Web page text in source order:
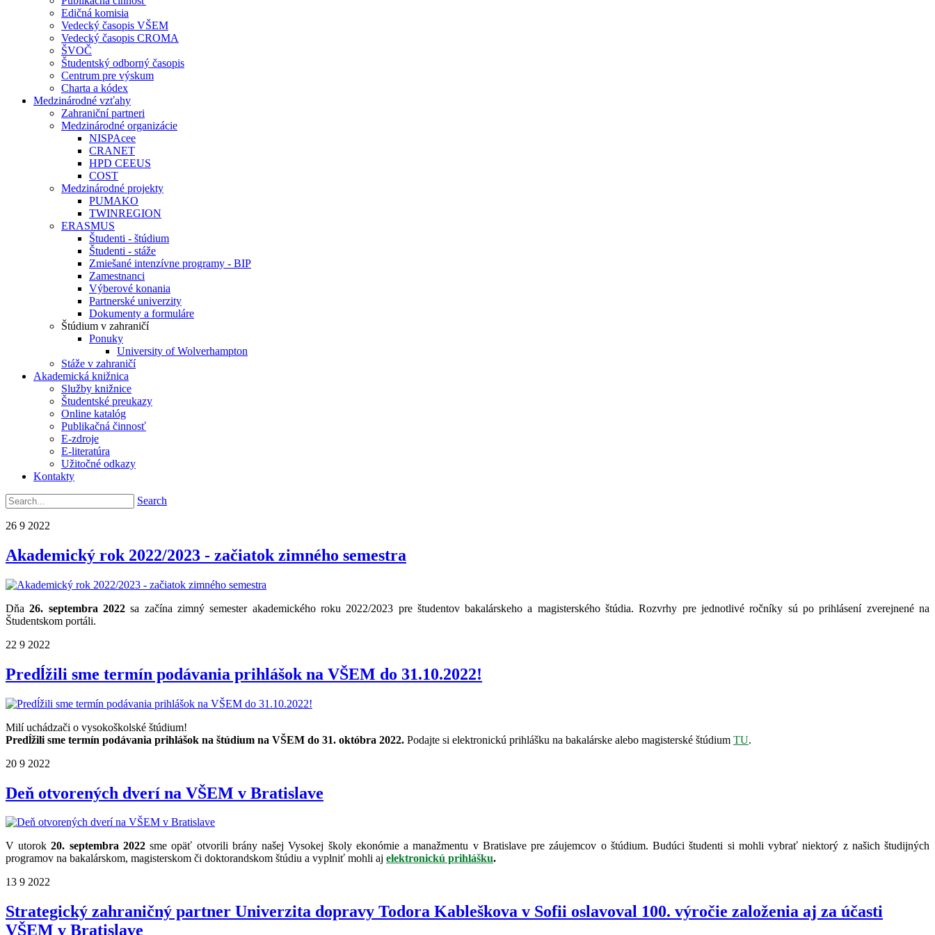
Edičná komisia
Vedecký časopis VŠEM
Vedecký časopis CROMA
ŠVOČ
Študentský odborný časopis
Centrum pre výskum
Charta a kódex
Medzinárodné vzťahy
Zahraniční partneri
Medzinárodné organizácie
NISPAcee
CRANET
HPD CEEUS
COST
Medzinárodné projekty
PUMAKO
TWINREGION
ERASMUS
Študenti - štúdium
Študenti - stáže
Zmiešané intenzívne programy - BIP
Zamestnanci
Výberové konania
Partnerské univerzity
Dokumenty a formuláre
Štúdium v zahraničí
Ponuky
University of Wolverhampton
Stáže v zahraničí
Akademická knižnica
Služby knižnice
Študentské preukazy
Online katalóg
Publikačná činnosť
E-zdroje
E-literatúra
Užitočné odkazy
Kontakty
Search
26 9 2022
Akademický rok 2022/2023 - začiatok zimného semestra
Dňa26. septembra 2022sa začína zimný semester akademického roku 2022/2023 pre študentov bakalárskeho a magisterského štúdia. Rozvrhy pre jednotlivé ročníky sú po prihlásení zverejnené na
Študentskom portáli.
22 9 2022
Predĺžili sme termín podávania prihlášok na VŠEM do 31.10.2022!
Milí uchádzači o vysokoškolské štúdium!
Predĺžili sme termín podávania prihlášok na štúdium na VŠEM do 31. októbra 2022. Podajte si elektronickú prihlášku na bakalárske alebo magisterské štúdium TU.
20 9 2022
Deň otvorených dverí na VŠEM v Bratislave
V utorok20. septembra 2022sme opäť otvorili brány našej Vysokej školy ekonómie a manažmentu v Bratislave pre záujemcov o štúdium. Budúci študenti si mohli vybrať niektorý z našich študijných
programov na bakalárskom, magisterskom či doktorandskom štúdiu a vyplniť mohli aj elektronickú prihlášku.
13 9 2022
Strategický zahraničný partner Univerzita dopravy Todora Kableškova v Sofii oslavoval 100. výročie založenia aj za účasti
VŠEM v Bratislave